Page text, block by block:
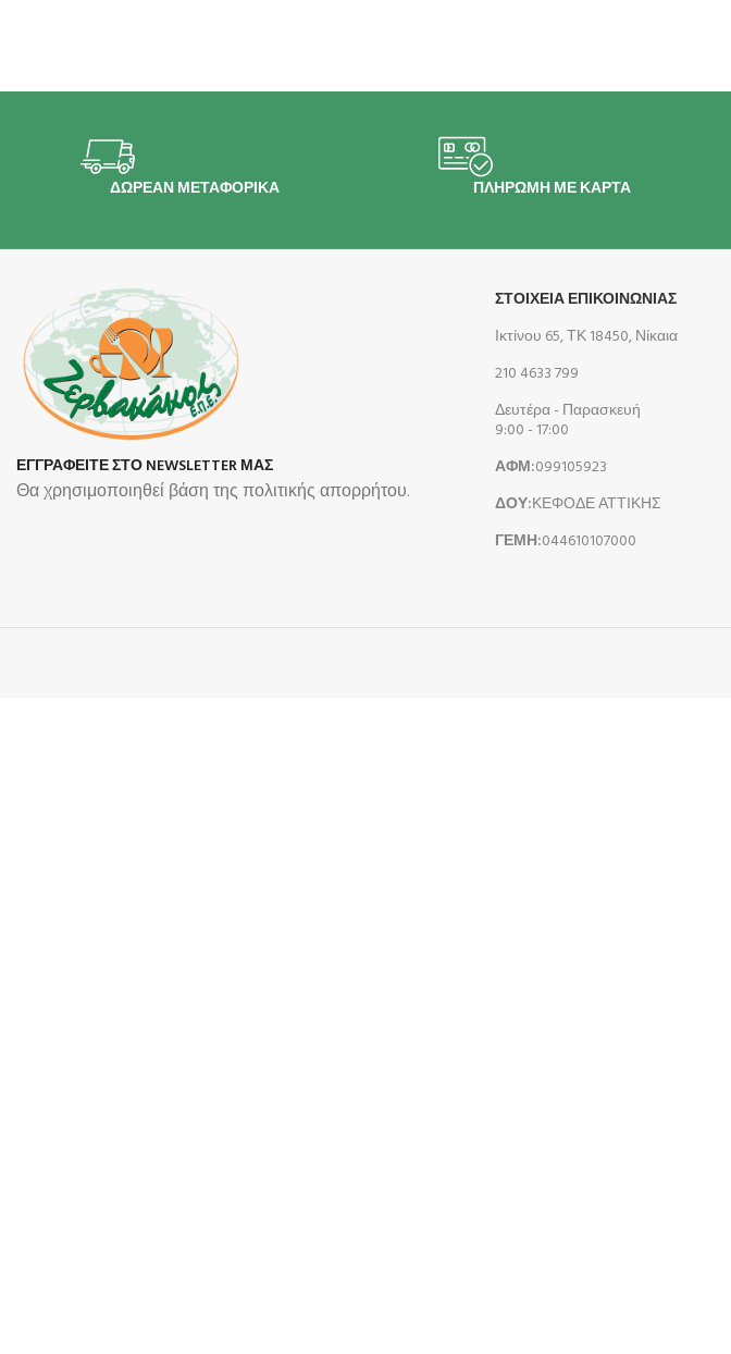
ΔΩΡΕΑΝ ΜΕΤΑΦΟΡΙΚΑ ΠΛΗΡΩΜΗ ΜΕ ΚΑΡΤΑ
ΕΓΓΡΑΦΕΙΤΕ ΣΤΟ NEWSLETTER ΜΑΣ
Θα χρησιμοποιηθεί βάση της πολιτικής απορρήτου.
ΣΤΟΙΧΕΙΑ ΕΠΙΚΟΙΝΩΝΙΑΣ
Ικτίνου 65, ΤΚ 18450, Νίκαια
210 4633 799
Δευτέρα - Παρασκευή
9:00 - 17:00
ΑΦΜ:099105923
ΔΟΥ:ΚΕΦΟΔΕ ΑΤΤΙΚΗΣ
ΓΕΜΗ:044610107000